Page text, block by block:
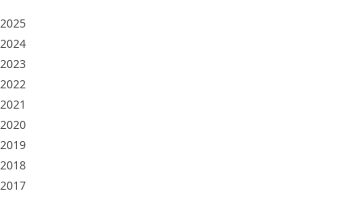
2025
2024
2023
2022
2021
2020
2019
2018
2017